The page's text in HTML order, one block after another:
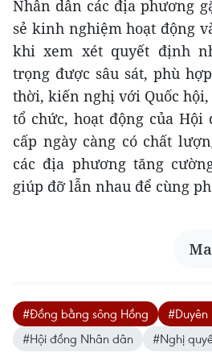
Nhân dân các địa phương
sẻ kinh nghiệm hoạt động
khi xem xét quyết định
trọng được sâu sát, phù
thời, kiến nghị với Quốc
tổ chức, hoạt động của Hội
cấp ngày càng có chất
các địa phương tăng
giúp đỡ lẫn nhau để cùng
#Đồng bằng sông Hồng
#Duyên
#Hội đồng Nhân dân
#Nghị